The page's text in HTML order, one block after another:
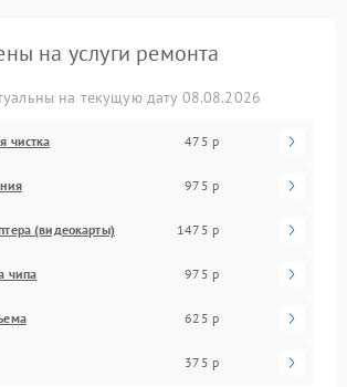
на услуги ремонта
на текущую дату 08.08.2026
чистка 475 р
975 р
(видеокарты) 1475 р
чипа 975 р
625 р
375 р